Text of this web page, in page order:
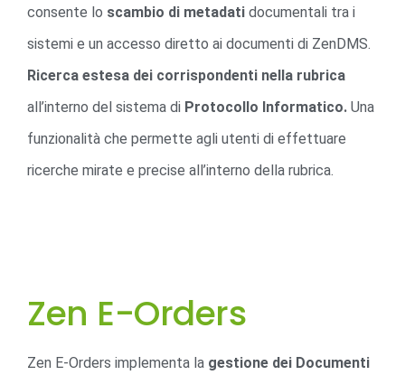
consente lo scambio di metadati documentali tra i
sistemi e un accesso diretto ai documenti di ZenDMS.
Ricerca estesa dei corrispondenti nella rubrica
all’interno del sistema di Protocollo Informatico. Una
funzionalità che permette agli utenti di effettuare
ricerche mirate e precise all’interno della rubrica.
Zen E-Orders
Zen E-Orders implementa la gestione dei Documenti